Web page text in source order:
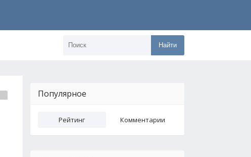
Найти
Популярное
Рейтинг Комментарии